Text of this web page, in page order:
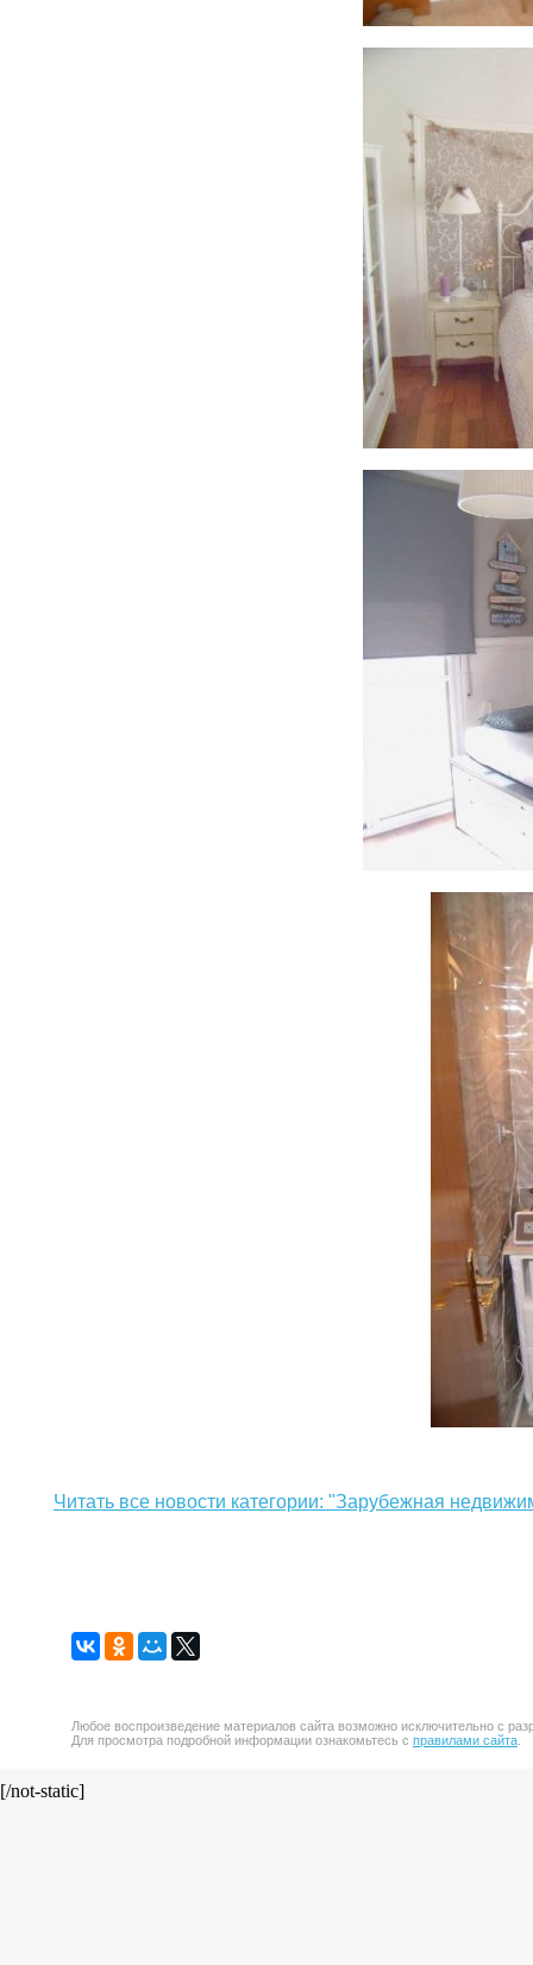
Читать все новости категории: "Зарубежная
Любое воспроизведение материалов сайта возможно исключительно с
Для просмотра подробной информации ознакомьтесь с правилами сайта
[/not-static]